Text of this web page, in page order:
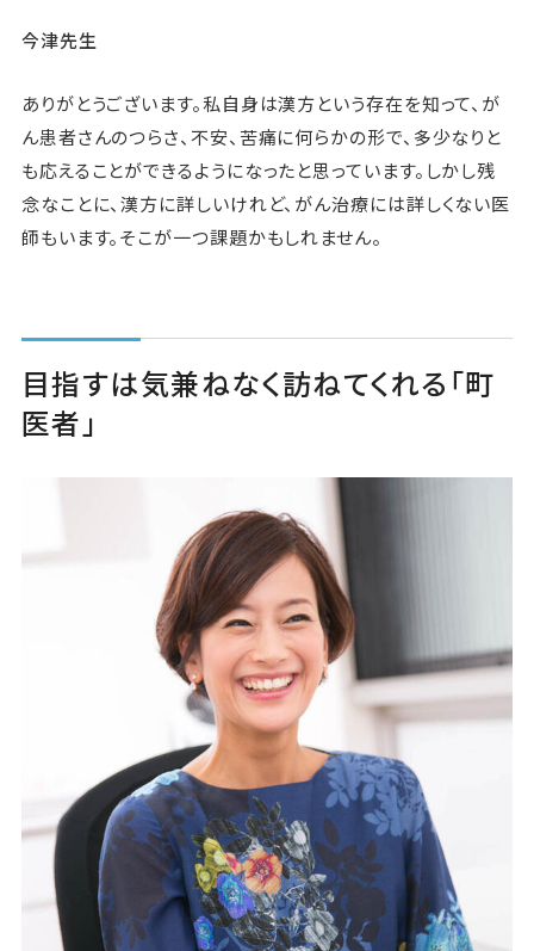
今津先生
ありがとうございます。私自身は漢方という存在を知って、が
ん患者さんのつらさ、不安、苦痛に何らかの形で、多少なりと
も応えることができるようになったと思っています。しかし残
念なことに、漢方に詳しいけれど、がん治療には詳しくない医
師もいます。そこが一つ課題かもしれません。
目指すは気兼ねなく訪ねてくれる「町
医者」